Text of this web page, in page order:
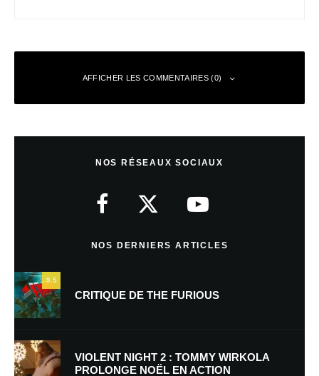
AFFICHER LES COMMENTAIRES (0)
NOS RÉSEAUX SOCIAUX
NOS DERNIERS ARTICLES
9.5
CRITIQUE DE THE FURIOUS
VIOLENT NIGHT 2 : TOMMY WIRKOLA
PROLONGE NOËL EN ACTION